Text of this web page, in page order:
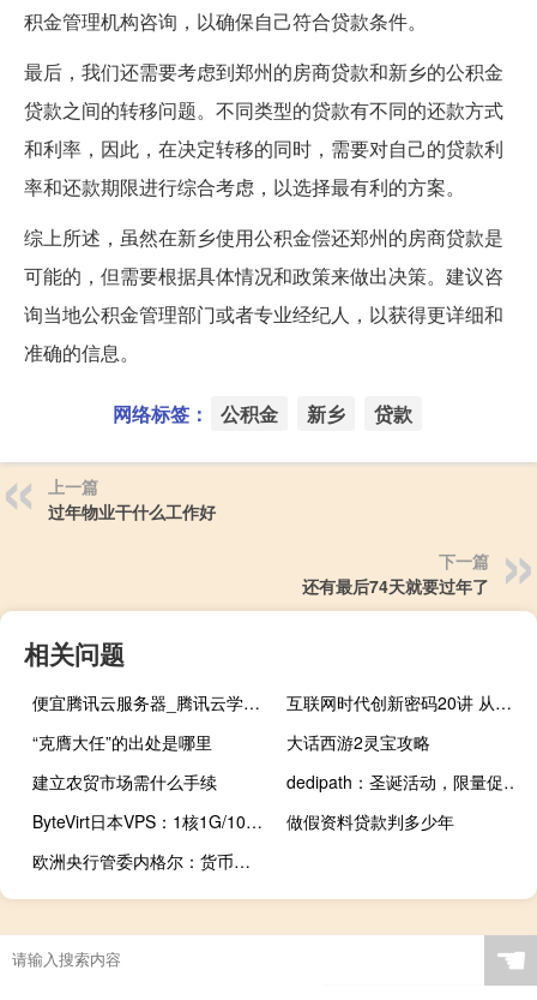
积金管理机构咨询，以确保自己符合贷款条件。
最后，我们还需要考虑到郑州的房商贷款和新乡的公积金
贷款之间的转移问题。不同类型的贷款有不同的还款方式
和利率，因此，在决定转移的同时，需要对自己的贷款利
率和还款期限进行综合考虑，以选择最有利的方案。
综上所述，虽然在新乡使用公积金偿还郑州的房商贷款是
可能的，但需要根据具体情况和政策来做出决策。建议咨
询当地公积金管理部门或者专业经纪人，以获得更详细和
准确的信息。
网络标签： 公积金 新乡 贷款
上一篇
过年物业干什么工作好
下一篇
还有最后74天就要过年了
相关问题
便宜腾讯云服务器_腾讯云学生云服务器新增香港/新加坡/东京轻量云服务器65元一年起
互联网时代创新密码20讲 从入门到高级CODEX创新体系
“克膺大任”的出处是哪里
大话西游2灵宝攻略
建立农贸市场需什么手续
dedipath：圣诞活动，限量促销，年付15美元KVM服务器重现！
ByteVirt日本VPS：1核1G/10GB NVMe/500GB流量/500Mbps/1个IPv4/15美元/季，支持支付宝和Paypal
做假资料贷款判多少年
欧洲央行管委内格尔：货币政策收紧取得成效推动通胀朝积极方向发展
☚